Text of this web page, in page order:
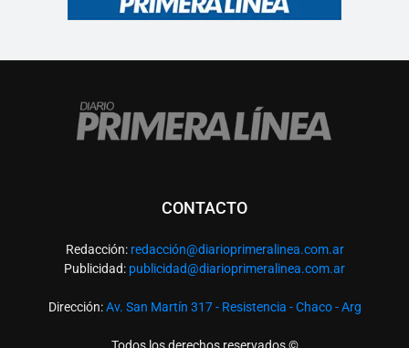
CONTACTO
Redacción: redacción@diarioprimeralinea.com.ar
Publicidad: publicidad@diarioprimeralinea.com.ar
Dirección:Av. San Martín 317 - Resistencia - Chaco - Arg